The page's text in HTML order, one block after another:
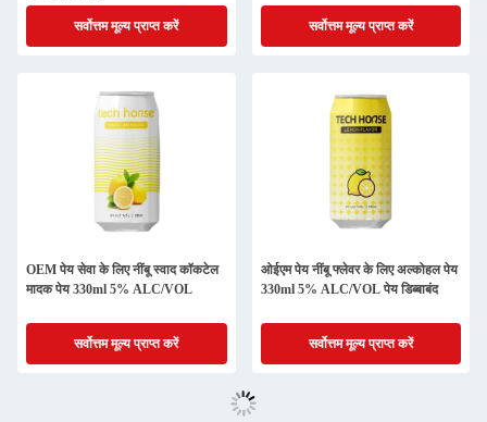
सर्वोत्तम मूल्य प्राप्त करें सर्वोत्तम मूल्य प्राप्त करें
OEM पेय सेवा के लिए नींबू स्वाद कॉकटेल
मादक पेय 330ml 5% ALC/VOL
सर्वोत्तम मूल्य प्राप्त करें
ओईएम पेय नींबू फ्लेवर के लिए अल्कोहल पेय
330ml 5% ALC/VOL पेय डिब्बाबंद
सर्वोत्तम मूल्य प्राप्त करें